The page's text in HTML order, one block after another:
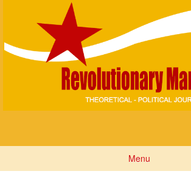
content
Marksizm
Menu